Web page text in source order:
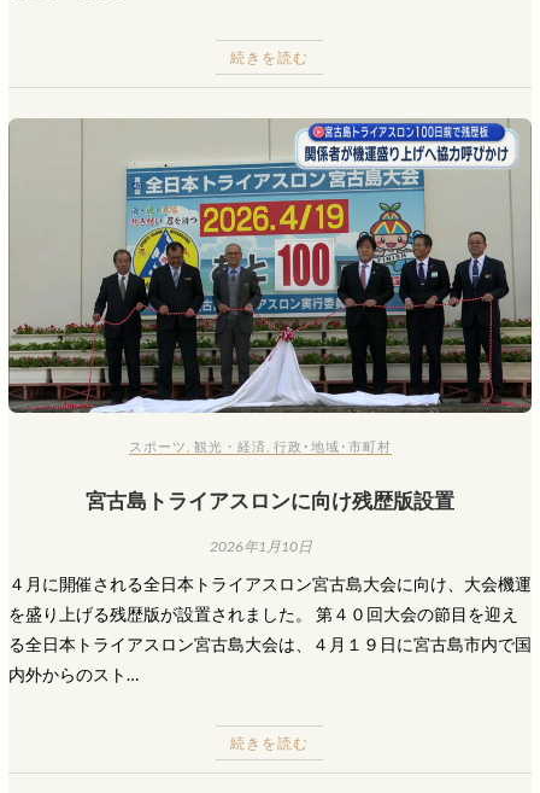
続きを読む
スポーツ ,観光・経済 ,行政･地域･市町村
宮古島トライアスロンに向け残歴版設置
2026年1月10日
４月に開催される全日本トライアスロン宮古島大会に向け、大会機運
を盛り上げる残歴版が設置されました。 第４０回大会の節目を迎え
る全日本トライアスロン宮古島大会は、４月１９日に宮古島市内で国
内外からのスト…
続きを読む